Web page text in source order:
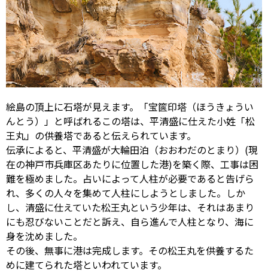
絵島の頂上に石塔が見えます。「宝篋印塔（ほうきょうい
んとう）」と呼ばれるこの塔は、平清盛に仕えた小姓「松
王丸」の供養塔であると伝えられています。
伝承によると、平清盛が大輪田泊（おおわだのとまり）(現
在の神戸市兵庫区あたりに位置した港)を築く際、工事は困
難を極めました。占いによって人柱が必要であると告げら
れ、多くの人々を集めて人柱にしようとしました。しか
し、清盛に仕えていた松王丸という少年は、それはあまり
にも忍びないことだと訴え、自ら進んで人柱となり、海に
身を沈めました。
その後、無事に港は完成します。その松王丸を供養するた
めに建てられた塔といわれています。